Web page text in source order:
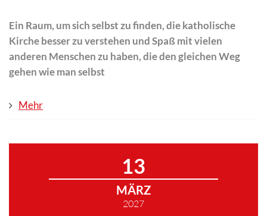
Ein Raum, um sich selbst zu finden, die katholische
Kirche besser zu verstehen und Spaß mit vielen
anderen Menschen zu haben, die den gleichen Weg
gehen wie man selbst
Mehr
13
MÄRZ
2027